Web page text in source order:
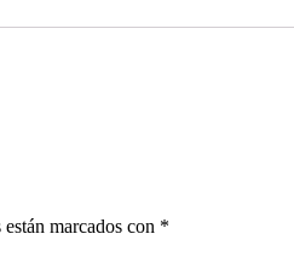
marcados con *